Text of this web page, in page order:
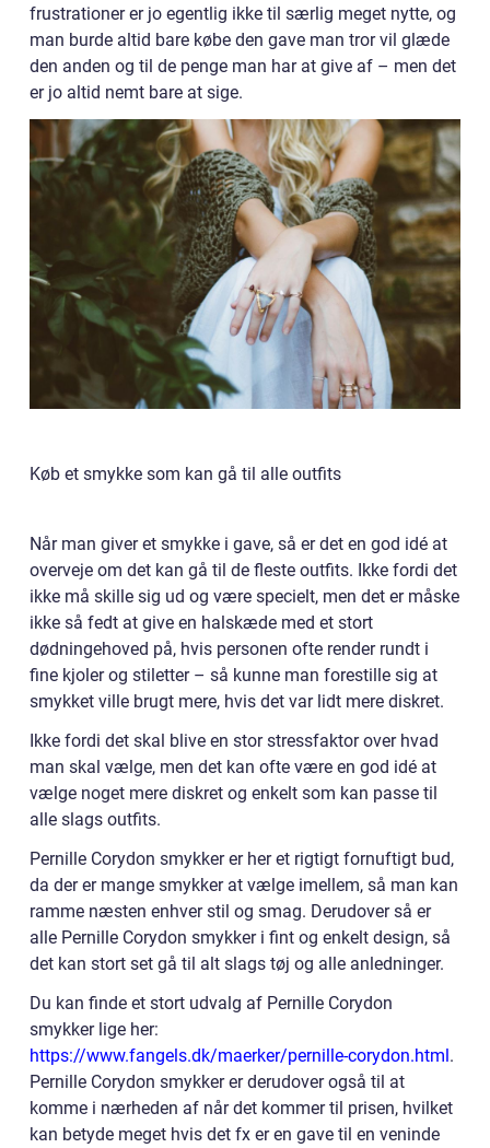
frustrationer er jo egentlig ikke til særlig meget nytte, og
man burde altid bare købe den gave man tror vil glæde
den anden og til de penge man har at give af – men det
er jo altid nemt bare at sige.
Køb et smykke som kan gå til alle outfits
Når man giver et smykke i gave, så er det en god idé at
overveje om det kan gå til de fleste outfits. Ikke fordi det
ikke må skille sig ud og være specielt, men det er måske
ikke så fedt at give en halskæde med et stort
dødningehoved på, hvis personen ofte render rundt i
fine kjoler og stiletter – så kunne man forestille sig at
smykket ville brugt mere, hvis det var lidt mere diskret.
Ikke fordi det skal blive en stor stressfaktor over hvad
man skal vælge, men det kan ofte være en god idé at
vælge noget mere diskret og enkelt som kan passe til
alle slags outfits.
Pernille Corydon smykker er her et rigtigt fornuftigt bud,
da der er mange smykker at vælge imellem, så man kan
ramme næsten enhver stil og smag. Derudover så er
alle Pernille Corydon smykker i fint og enkelt design, så
det kan stort set gå til alt slags tøj og alle anledninger.
Du kan finde et stort udvalg af Pernille Corydon
smykker lige her:
https://www.fangels.dk/maerker/pernille-corydon.html.
Pernille Corydon smykker er derudover også til at
komme i nærheden af når det kommer til prisen, hvilket
kan betyde meget hvis det fx er en gave til en veninde